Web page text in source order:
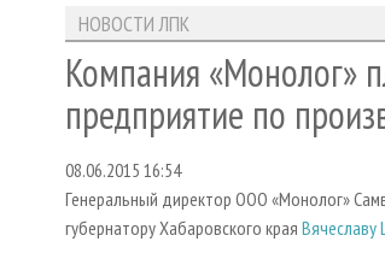
НОВОСТИ ЛПК
Компания «Монолог»
предприятие по
08.06.2015 16:54
Генеральный директор ООО «Монолог»
губернатору Хабаровского края Вячеславу